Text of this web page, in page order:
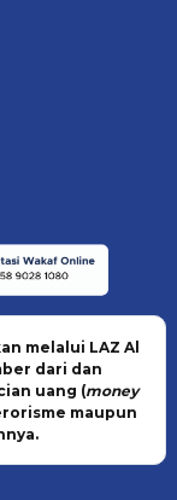
melalui LAZ Al
dari dan
uang (money
maupun